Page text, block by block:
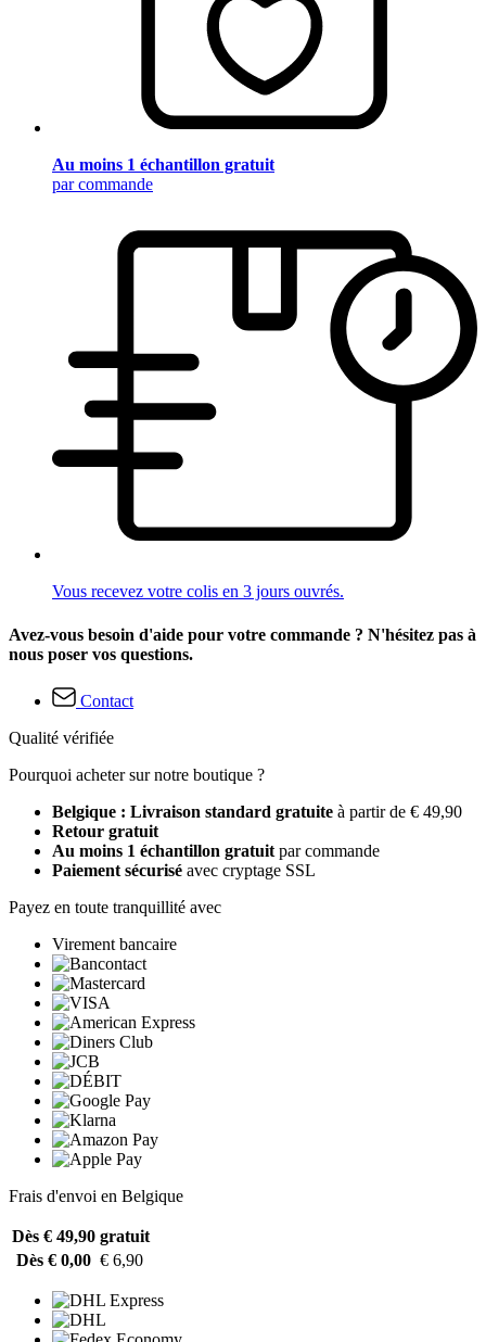
Au moins 1 échantillon gratuit
par commande
Vous recevez votre colis en 3 jours ouvrés.
Avez-vous besoin d'aide pour votre commande ? N'hésitez pas à
nous poser vos questions.
Contact
Qualité vérifiée
Pourquoi acheter sur notre boutique ?
Belgique : Livraison standard gratuite à partir de € 49,90
Retour gratuit
Au moins 1 échantillon gratuit par commande
Paiement sécurisé avec cryptage SSL
Payez en toute tranquillité avec
Virement bancaire
Frais d'envoi en Belgique
Dès € 49,90 gratuit
Dès € 0,00 € 6,90